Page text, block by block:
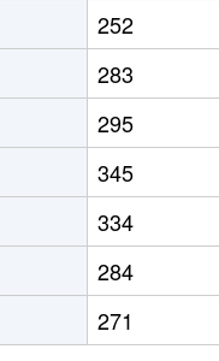
252
283
295
345
334
284
271